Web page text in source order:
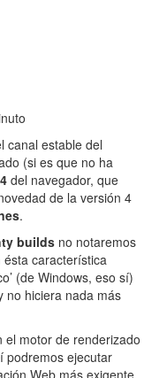
canal estable del
(si es que no ha
del navegador, que
de la versión 4
.
builds no notaremos
característica
(de Windows, eso sí)
no hiciera nada más
el motor de renderizado
podremos ejecutar
Web más exigente